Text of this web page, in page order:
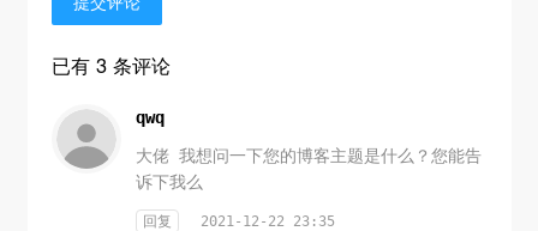
已有 3 条评论
qwq
大佬 我想问一下您的博客主题是什么？您能告
诉下我么
回复 2021-12-22 23:35